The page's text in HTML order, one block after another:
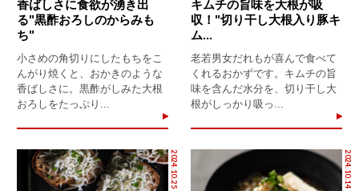
香ばしさに食欲が湧き出
る"黒酢おろしのからみも
ち"
小さめの角切りにしたもちをこ
んがり焼くと、おかきのような
香ばしさに。黒酢がしみた大根
おろしをたっぷり...
キムチの旨味を大根が吸
収！"切り干し大根入り豚キ
ム...
老若男女だれもが喜んで食べて
くれるおかずです。キムチの旨
味を含んだ水分を、切り干し大
根がしっかり吸っ...
2024.10.25 2024.10.14